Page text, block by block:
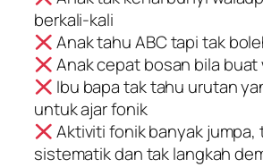
berkali-kali
Anak tahu ABC tapi tak
Anak cepat bosan bila
Ibu bapa tak tahu urutan
untuk ajar fonik
Aktiviti fonik banyak jumpa,
sistematik dan tak langkah